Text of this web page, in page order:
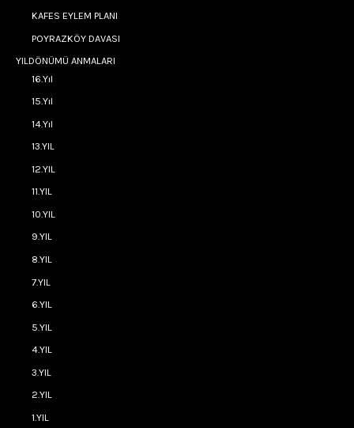
KAFES EYLEM PLANI
POYRAZKÖY DAVASI
YILDÖNÜMÜ ANMALARI
16.Yıl
15.Yıl
14.Yıl
13.YIL
12.YIL
11.YIL
10.YIL
9.YIL
8.YIL
7.YIL
6.YIL
5.YIL
4.YIL
3.YIL
2.YIL
1.YIL